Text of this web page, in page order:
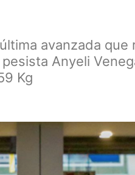
avanzada
Anyeli
Kg